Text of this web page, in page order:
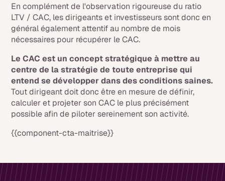
En complément de l'observation rigoureuse du ratio
LTV / CAC, les dirigeants et investisseurs sont donc en
général également attentif au nombre de mois
nécessaires pour récupérer le CAC.
Le CAC est un concept stratégique à mettre au
centre de la stratégie de toute entreprise qui
entend se développer dans des conditions saines.
Tout dirigeant doit donc être en mesure de définir,
calculer et projeter son CAC le plus précisément
possible afin de piloter sereinement son activité.
{{component-cta-maitrise}}